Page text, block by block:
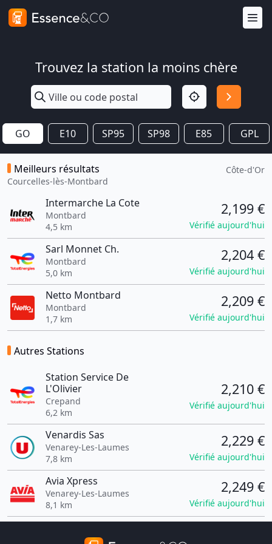
Trouvez la station la moins chère
GO E10 SP95 SP98 E85 GPL
Meilleurs résultats
Courcelles-lès-Montbard
Côte-d'Or
Intermarche La Cote
Montbard
4,5 km
2,199 €
Vérifié aujourd'hui
Sarl Monnet Ch.
Montbard
5,0 km
2,204 €
Vérifié aujourd'hui
Netto Montbard
Montbard
1,7 km
2,209 €
Vérifié aujourd'hui
Autres Stations
Station Service De
L'Olivier
Crepand
6,2 km
2,210 €
Vérifié aujourd'hui
Venardis Sas
Venarey-Les-Laumes
7,8 km
2,229 €
Vérifié aujourd'hui
Avia Xpress
Venarey-Les-Laumes
8,1 km
2,249 €
Vérifié aujourd'hui